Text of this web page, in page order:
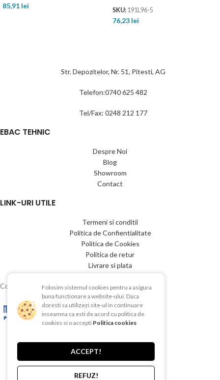
85,91 lei
SKU: 191L96-5
76,23 lei
Str. Depozitelor, Nr. 51, Pitesti, AG
Telefon:0740 625 482
Tel/Fax: 0248 212 177
EBAC TEHNIC
Despre Noi
Blog
Showroom
Contact
LINK-URI UTILE
Termeni si conditii
Politica de Confientialitate
Politica de Cookies
Politica de retur
Livrare si plata
Copyright © 2015-2025 EBAC TEHNIC
Folosim sistemul cookies pentru a asigura
buna functionare a website-ului. Daca
doresti sa utilizezi site-ul in continuare
inseamna ca esti de acord cu politica de
cookies si o accepti Politica cookies
ACCEPT!
REFUZ!